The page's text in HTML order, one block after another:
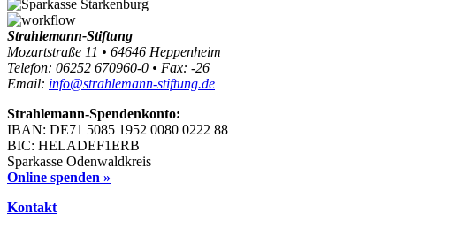
Strahlemann-Stiftung
Mozartstraße 11 • 64646 Heppenheim
Telefon: 06252 670960-0 • Fax: -26
Email: info@strahlemann-stiftung.de
Strahlemann-Spendenkonto:
IBAN: DE71 5085 1952 0080 0222 88
BIC: HELADEF1ERB
Sparkasse Odenwaldkreis
Online spenden »
Kontakt